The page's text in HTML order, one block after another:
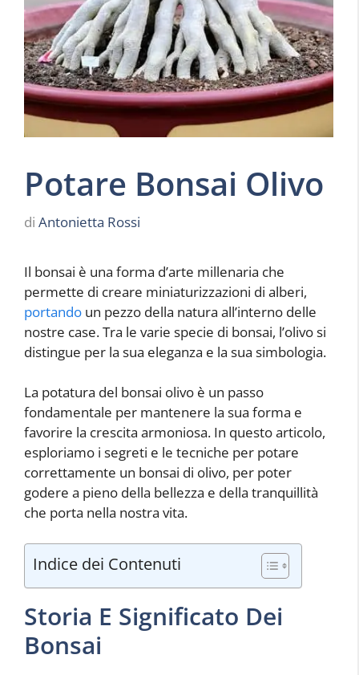
Potare Bonsai Olivo
di Antonietta Rossi
Il bonsai è una forma d’arte millenaria che
permette di creare miniaturizzazioni di alberi,
portando un pezzo della natura all’interno delle
nostre case. Tra le varie specie di bonsai, l’olivo si
distingue per la sua eleganza e la sua simbologia.
La potatura del bonsai olivo è un passo
fondamentale per mantenere la sua forma e
favorire la crescita armoniosa. In questo articolo,
esploriamo i segreti e le tecniche per potare
correttamente un bonsai di olivo, per poter
godere a pieno della bellezza e della tranquillità
che porta nella nostra vita.
Indice dei Contenuti
Storia E Significato Dei
Bonsai